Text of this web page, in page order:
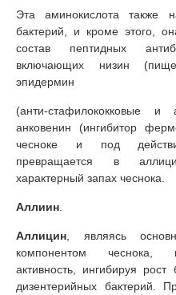
Эта аминокислота также
бактерий, и кроме этого,
состав пептидных
включающих низин
эпидермин
(анти-стафилококковые и
анковенин (ингибитор
чесноке и под
превращается в
характерный запах чеснока.
Аллиин
Аллицин , являясь
компонентом чеснока,
активность, ингибируя
дизентерийных бактерий.